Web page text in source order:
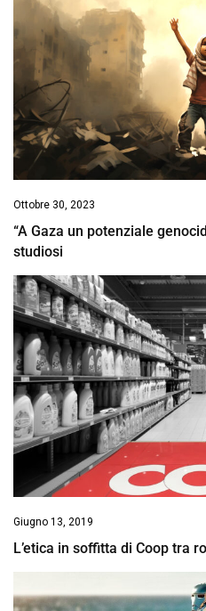
Ottobre 30, 2023
“A Gaza un potenziale
studiosi
Giugno 13, 2019
L’etica in soffitta di Coop tra